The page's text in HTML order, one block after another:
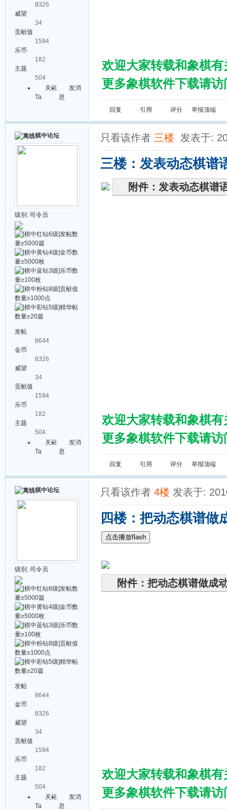
8326
威望
34
贡献值
1594
乐币
182
主题
504
关注
Ta
发消
息
欢迎大家转载和象棋
更多象棋软件下载请
回复 引用 评分 举报顶端
棋中论坛
级别: 司令员
发帖
8644
金币
8326
威望
34
贡献值
1594
乐币
182
主题
504
关注
Ta
发消
息
只看该作者 三楼 发表于:
三楼：发表动态棋谱
附件：发表动态棋谱
欢迎大家转载和象棋
更多象棋软件下载请
回复 引用 评分 举报顶端
棋中论坛
级别: 司令员
发帖
8644
金币
8326
威望
34
贡献值
1594
乐币
182
主题
504
关注
Ta
发消
息
只看该作者 4楼 发表于:
四楼：把动态棋谱做
点击播放flash
附件：把动态棋谱做成
欢迎大家转载和象棋
更多象棋软件下载请